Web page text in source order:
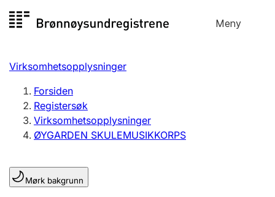
til
Meny
Registersøk
Aksjeselskap
Enkeltpersonforetak
Registrere, endre, slette
Lag og forening
Virksomhetsopplysninger
Forsiden
Registersøk
Virksomhetsopplysninger
ØYGARDEN SKULEMUSIKKORPS
Mørk bakgrunn